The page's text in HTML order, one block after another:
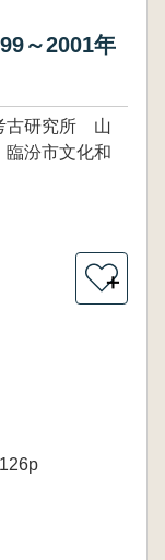
～2001年
古研究所 山
汾市文化和
＋